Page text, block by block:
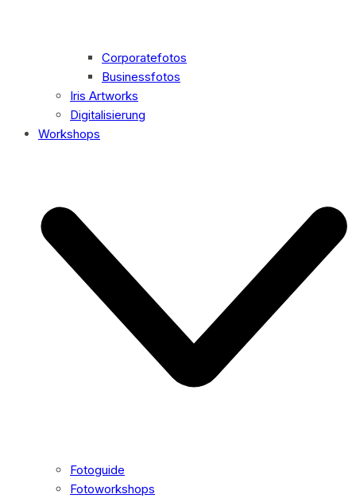
Corporatefotos
Businessfotos
Iris Artworks
Digitalisierung
Workshops
Fotoguide
Fotoworkshops